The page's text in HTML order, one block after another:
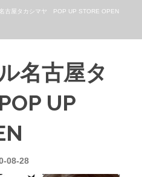
古屋タカシマヤ POP UP STORE OPEN
名古屋タ
UP
08-28